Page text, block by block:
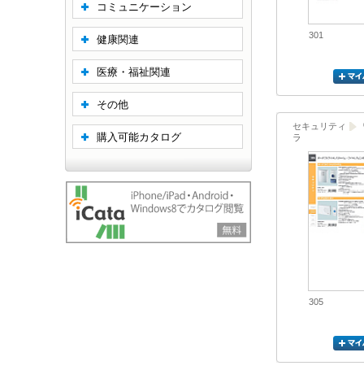
301
セキュリティ
ラ
305
コミュニケーション
健康関連
医療・福祉関連
その他
購入可能カタログ